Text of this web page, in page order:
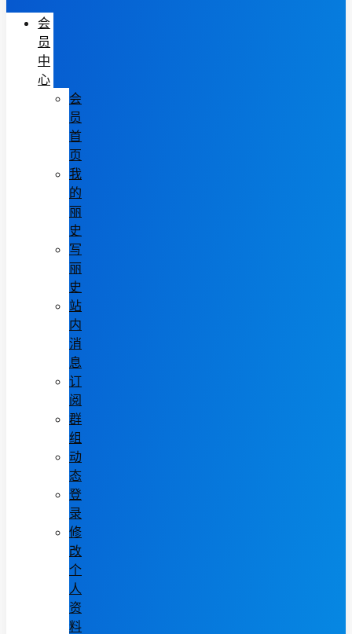
会
员
中
心
会
员
首
页
我
的
丽
史
写
丽
史
站
内
消
息
订
阅
群
组
动
态
登
录
修
改
个
人
资
料